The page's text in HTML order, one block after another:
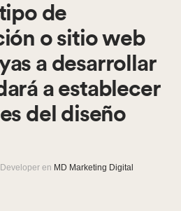
de
o sitio web
a desarrollar
a establecer
del diseño
en MD Marketing Digital